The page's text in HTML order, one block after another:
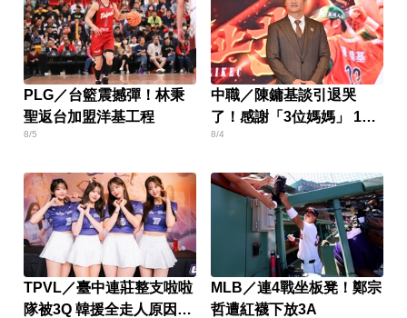
PLG／台籃震撼彈！林秉
聖返台加盟洋基工程
8/5
中職／陳鏞基談引退哭
了！感謝「3位媽媽」 1字
總結棒球人生
8/4
TPVL／臺中連莊整支啦啦
隊被3Q 韓援全走人原因曝
MLB／連4戰坐板凳！鄭宗
哲遭紅襪下放3A